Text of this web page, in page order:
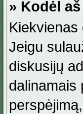
» Kodėl
Jeigu
diskusijų
dalinamais